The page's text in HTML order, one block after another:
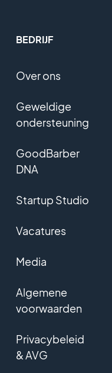
BEDRIJF
Over ons
Geweldige
ondersteuning
GoodBarber
DNA
Startup Studio
Vacatures
Media
Algemene
voorwaarden
Privacybeleid
& AVG